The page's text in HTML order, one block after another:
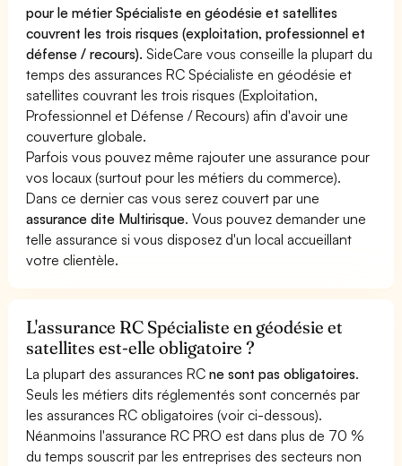
pour le métier Spécialiste en géodésie et satellites
couvrent les trois risques (exploitation, professionnel et
défense / recours). SideCare vous conseille la plupart du
temps des assurances RC Spécialiste en géodésie et
satellites couvrant les trois risques (Exploitation,
Professionnel et Défense / Recours) afin d'avoir une
couverture globale.
Parfois vous pouvez même rajouter une assurance pour
vos locaux (surtout pour les métiers du commerce).
Dans ce dernier cas vous serez couvert par une
assurance dite Multirisque. Vous pouvez demander une
telle assurance si vous disposez d'un local accueillant
votre clientèle.
L'assurance RC Spécialiste en géodésie et
satellites est-elle obligatoire ?
La plupart des assurances RCne sont pas obligatoires.
Seuls les métiers dits réglementés sont concernés par
les assurances RC obligatoires (voir ci-dessous).
Néanmoins l'assurance RC PRO est dans plus de 70 %
du temps souscrit par les entreprises des secteurs non